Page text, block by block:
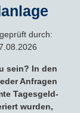
durch:
sein? In den
Anfragen
Tagesgeld-
wurden,